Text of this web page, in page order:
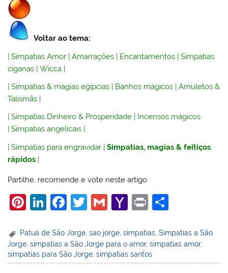
Voltar ao tema:
|Simpatias Amor |Amarrações | Encantamentos |Simpatias
ciganas |Wicca |
|Simpatias & magias egípcias | Banhos mágicos |Amuletos &
Talismãs |
|Simpatias Dinheiro & Prosperidade
Incensos mágicos
|Simpatias angelicais
|Simpatias para engravidar |Simpatias, magias & feitiços
rápidos |
Partilhe, recomende e vote neste artigo
Pi
er
e
st
Li
k
e
dI
F
c
e
b
T
itt
er
G
ai
l
Y
h
o
o
Pr
t
ar
e
Patuá de São Jorge,sao jorge,simpatias,Simpatias a São
Jorge ,simpatias a São Jorge para o amor,simpatias amor,
simpatias para São Jorge ,simpatias santos